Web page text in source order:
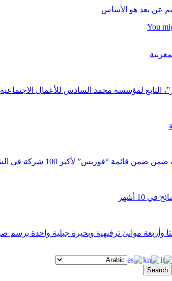
عن بعد هو الأساس
You
التابع لمؤسسة محمد السادس للأعمال الاجتماعية